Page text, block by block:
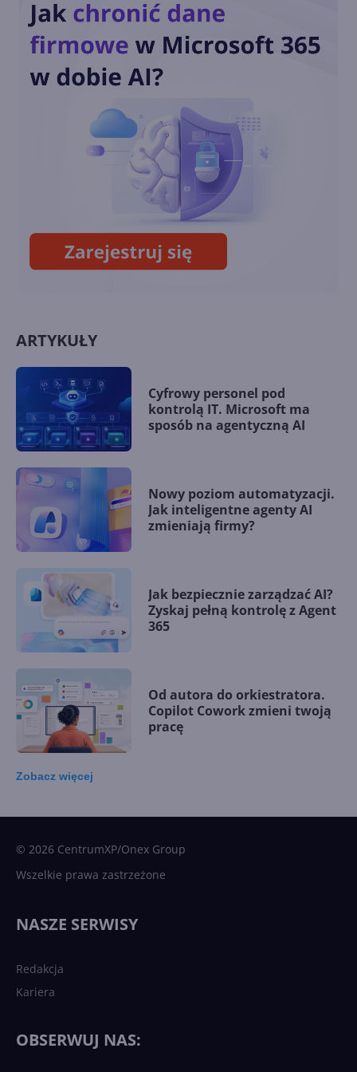
Kipmana?
aktualizacją 22H1
Alex Kipman zaprzecza
pogłoskom o uśmierceniu
HoloLens
ARTYKUŁY
Cyfrowy personel pod
kontrolą IT. Microsoft ma
sposób na agentyczną AI
Nowy poziom automatyzacji.
Jak inteligentne agenty AI
zmieniają firmy?
Jak bezpiecznie zarządzać AI?
Zyskaj pełną kontrolę z Agent
365
Od autora do orkiestratora.
Copilot Cowork zmieni twoją
pracę
Zobacz więcej
© 2026 CentrumXP/Onex Group
Wszelkie prawa zastrzeżone
NASZE SERWISY
Redakcja
Kariera
OBSERWUJ NAS: